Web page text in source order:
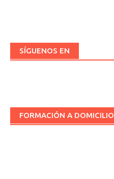
SÍGUENOS EN
FORMACIÓN A DOMICILIO